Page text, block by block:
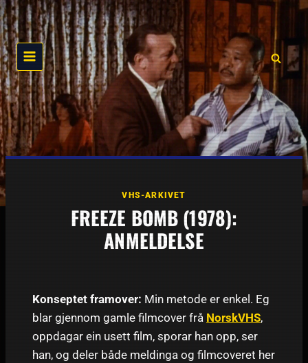
Skip
to
content
VHS-ARKIVET
FREEZE BOMB (1978):
ANMELDELSE
Konseptet framover: Min metode er enkel. Eg
blar gjennom gamle filmcover frå NorskVHS,
oppdagar ein usett film, sporar han opp, ser
han, og deler både meldinga og filmcoveret her